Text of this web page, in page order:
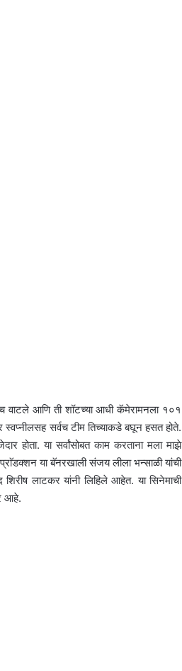
वाटले आणि ती शॉटच्या आधी कॅमेरामनला १०१
सर्वच टीम तिच्याकडे बघून हसत होते.
होता. या सर्वांसोबत काम करताना मला माझे
या बॅनरखाली संजय लीला भन्साळी यांची
लाटकर यांनी लिहिले आहेत. या सिनेमाची
आहे.